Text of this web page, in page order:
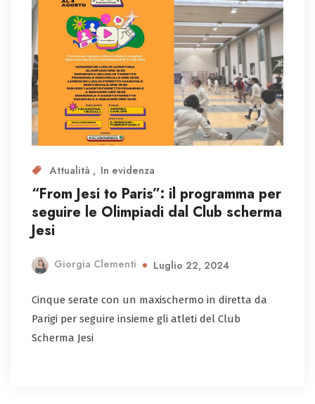
Attualità In evidenza
“From Jesi to Paris”: il programma per
seguire le Olimpiadi dal Club scherma
Jesi
Giorgia Clementi Luglio 22, 2024
Cinque serate con un maxischermo in diretta da
Parigi per seguire insieme gli atleti del Club
Scherma Jesi